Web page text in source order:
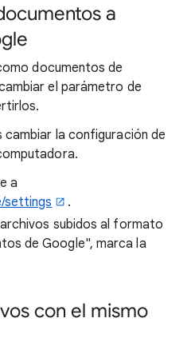
a
documentos de
el parámetro de
cambiar la configuración de
a
settings
.
subidos al formato
de Google", marca la
con el mismo